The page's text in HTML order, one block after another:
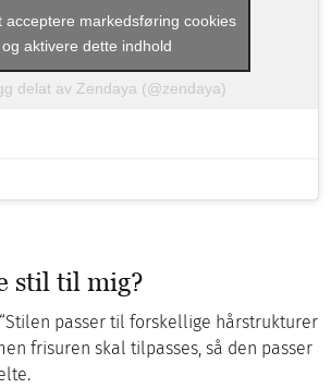
delat av Zendaya (@zendaya)
acceptere markedsføring cookies
og aktivere dette indhold
stil til mig?
passer til forskellige hårstrukturer
frisuren skal tilpasses, så den passer